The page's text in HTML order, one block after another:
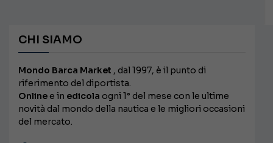
CHI SIAMO
Mondo Barca Market , dal 1997, è il punto di
riferimento del diportista.
Online e in edicola ogni 1° del mese con le ultime
novità dal mondo della nautica e le migliori occasioni
del mercato.